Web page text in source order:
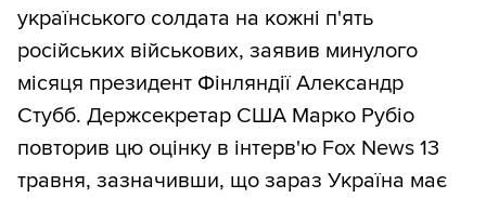
українського солдата на кожні п'ять
російських військових, заявив минулого
місяця президент Фінляндії Александр
Стубб. Держсекретар США Марко Рубіо
повторив цю оцінку в інтерв'ю Fox News 13
травня, зазначивши, що зараз Україна має